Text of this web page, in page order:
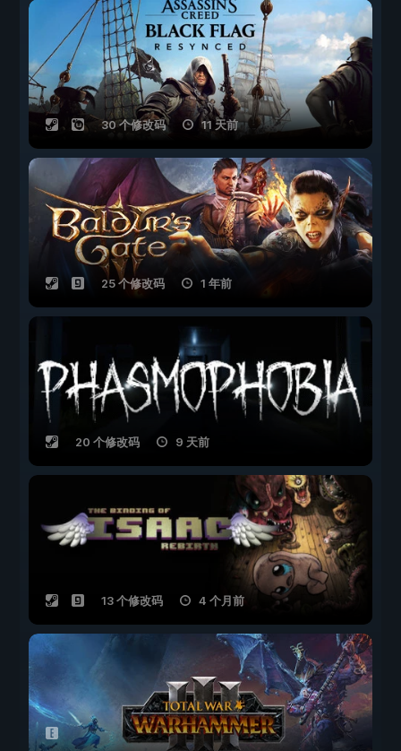
30 个修改码 11 天前
25 个修改码 1 年前
20 个修改码 9 天前
13 个修改码 4 个月前